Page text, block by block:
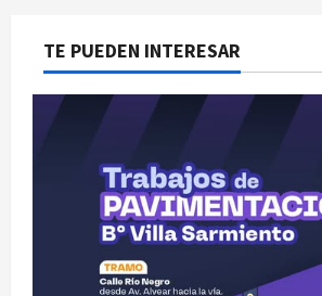
TE PUEDEN INTERESAR